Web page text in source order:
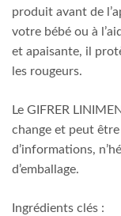
produit avant de
votre bébé ou à
et apaisante, il
les rougeurs.
Le GIFRER
change et peut
d’informations,
d’emballage.
Ingrédients clés :